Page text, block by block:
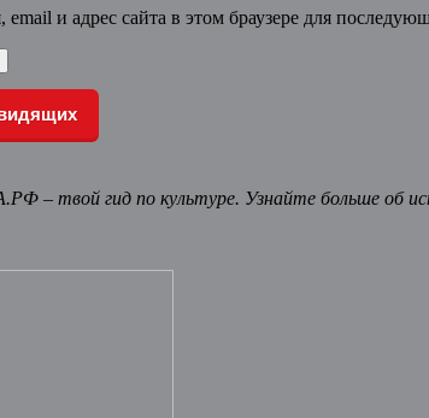
и адрес сайта в этом браузере для
– твой гид по культуре. Узнайте больше об